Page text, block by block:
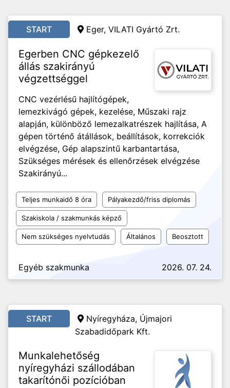
START Eger, VILATI Gyártó Zrt.
Egerben CNC gépkezelő
állás szakirányú
végzettséggel
CNC vezérlésű hajlítógépek,
lemezkivágó gépek, kezelése, Műszaki rajz
alapján, különböző lemezalkatrészek hajlítása, A
gépen történő átállások, beállítások, korrekciók
elvégzése, Gép alapszintű karbantartása,
Szükséges mérések és ellenőrzések elvégzése
Szakirányú...
Teljes munkaidő 8 óra Pályakezdő/friss diplomás
Szakiskola / szakmunkás képző
Nem szükséges nyelvtudás Általános Beosztott
Egyéb szakmunka 2026. 07. 24.
START
Nyíregyháza, Újmajori
Szabadidőpark Kft.
Munkalehetőség
nyíregyházi szállodában
takarítónői pozícióban